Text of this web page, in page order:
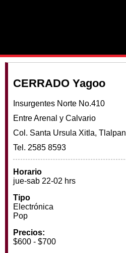
CERRADO Yagoo
Insurgentes Norte No.410
Entre Arenal y Calvario
Col. Santa Ursula Xitla, Tlalpan
Tel. 2585 8593
Horario
jue-sab 22-02 hrs
Tipo
Electrónica
Pop
Precios:
$600 - $700